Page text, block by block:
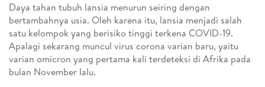
Daya tahan tubuh lansia menurun seiring dengan
bertambahnya usia. Oleh karena itu, lansia menjadi salah
satu kelompok yang berisiko tinggi terkena COVID-19.
Apalagi sekarang muncul virus corona varian baru, yaitu
varian omicron yang pertama kali terdeteksi di Afrika pada
bulan November lalu.